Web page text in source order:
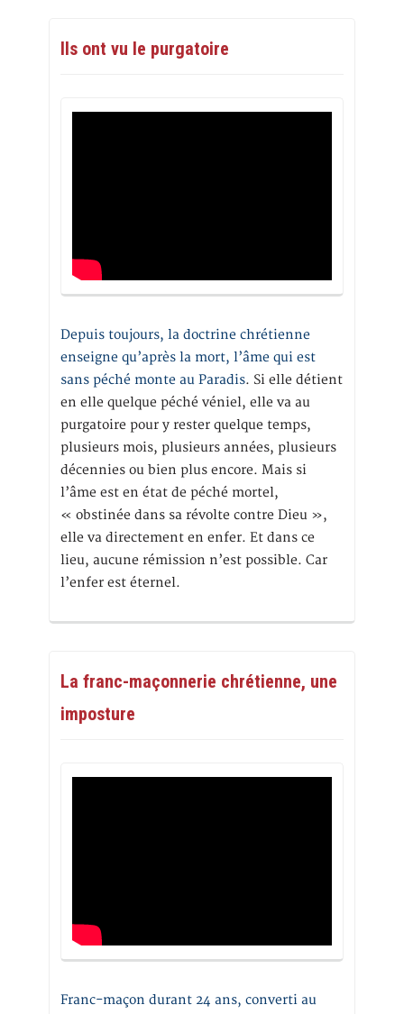
Ils ont vu le purgatoire
Depuis toujours, la doctrine chrétienne
enseigne qu’après la mort, l’âme qui est
sans péché monte au Paradis. Si elle détient
en elle quelque péché véniel, elle va au
purgatoire pour y rester quelque temps,
plusieurs mois, plusieurs années, plusieurs
décennies ou bien plus encore. Mais si
l’âme est en état de péché mortel,
« obstinée dans sa révolte contre Dieu »,
elle va directement en enfer. Et dans ce
lieu, aucune rémission n’est possible. Car
l’enfer est éternel.
La franc-maçonnerie chrétienne, une
imposture
Franc-maçon durant 24 ans, converti au